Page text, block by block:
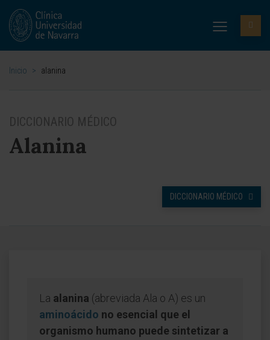
Inicio > alanina
DICCIONARIO MÉDICO
Alanina
DICCIONARIO MÉDICO
La alanina (abreviada Ala o A) es un
aminoácido no esencial que el
organismo humano puede sintetizar a